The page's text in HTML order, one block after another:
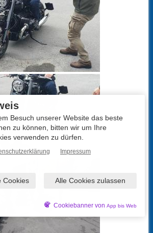
Besuch unserer Website das beste
zu können, bitten wir um Ihre
verwenden zu dürfen.
Impressum
Cookies Alle Cookies zulassen
Cookiebanner von App bis Web